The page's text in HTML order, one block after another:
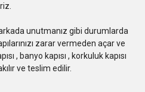
arkada unutmanız gibi durumlarda
zarar vermeden açar ve
, banyo kapısı , korkuluk kapısı
ve teslim edilir.